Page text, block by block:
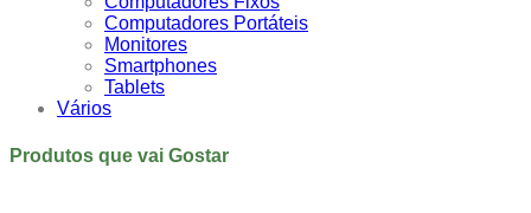
Computadores Portáteis
Monitores
Smartphones
Tablets
Vários
Produtos que vai Gostar